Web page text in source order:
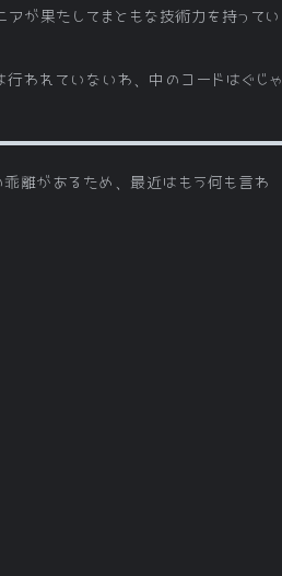
が果たしてまともな技術力を持ってい
われていないわ、中のコードはぐじゃ
離があるため、最近はもう何も言わ